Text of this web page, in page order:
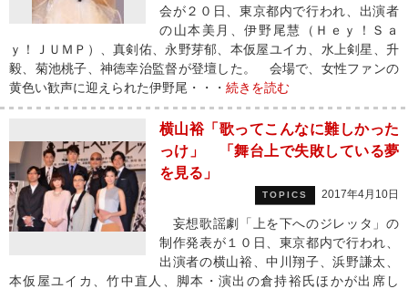
会が２０日、東京都内で行われ、出演者
の山本美月、伊野尾慧（Ｈｅｙ！Ｓａ
ｙ！ＪＵＭＰ）、真剣佑、永野芽郁、本仮屋ユイカ、水上剣星、升
毅、菊池桃子、神徳幸治監督が登壇した。 会場で、女性ファンの
黄色い歓声に迎えられた伊野尾・・・ 続きを読む
横山裕「歌ってこんなに難しかった
っけ」 「舞台上で失敗している夢
を見る」
TOPICS 2017年4月10日
妄想歌謡劇「上を下へのジレッタ」の
制作発表が１０日、東京都内で行われ、
出演者の横山裕、中川翔子、浜野謙太、
本仮屋ユイカ、竹中直人、脚本・演出の倉持裕氏ほかが出席し